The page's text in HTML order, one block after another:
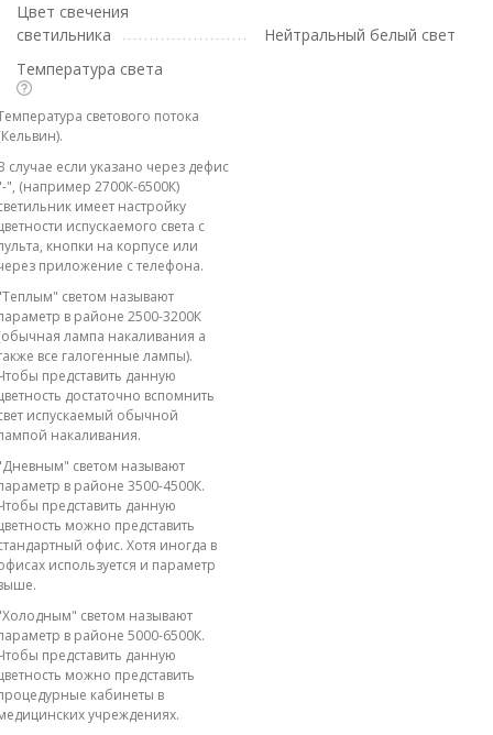
Цвет свечения
светильника
Нейтральный белый свет
Температура света
светового потока
случае если указано через дефис
", (например 2700К-6500К)
имеет настройку
испускаемого света с
кнопки на корпусе или
приложение с телефона.
светом называют
в районе 2500-3200К
лампа накаливания а
все галогенные лампы).
представить данную
достаточно вспомнить
испускаемый обычной
накаливания.
светом называют
в районе 3500-4500К.
представить данную
можно представить
офис. Хотя иногда в
используется и параметр
светом называют
в районе 5000-6500К.
представить данную
можно представить
кабинеты в
учреждениях.